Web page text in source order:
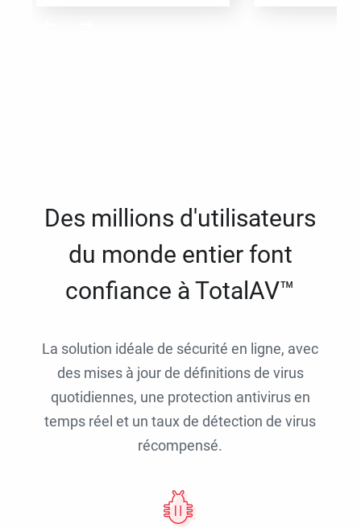
Des millions d'utilisateurs
du monde entier font
confiance à TotalAV™
La solution idéale de sécurité en ligne, avec
des mises à jour de définitions de virus
quotidiennes, une protection antivirus en
temps réel et un taux de détection de virus
récompensé.